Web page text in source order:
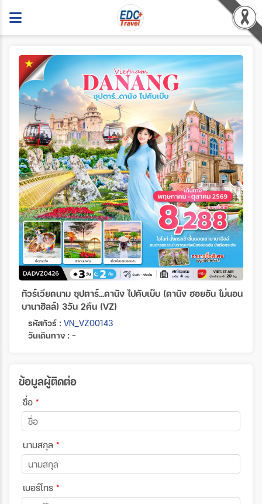
ทัวร์เวียดนาม ซุปตาร์...ดานัง ไปคับเบ๊บ (ดานัง ฮอยอัน ไม่นอน
บานาฮิลล์) 3วัน 2คืน (VZ)
รหัสทัวร์ : VN_VZ00143
วันเดินทาง : -
ข้อมูลผู้ติดต่อ
ชื่อ *
นามสกุล *
เบอร์โทร *